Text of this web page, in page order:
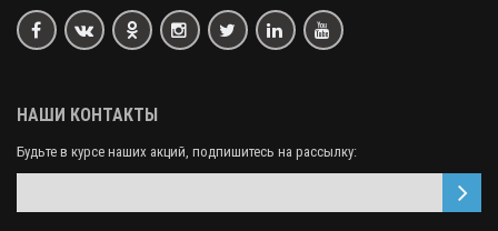
НАШИ КОНТАКТЫ
Будьте в курсе наших акций, подпишитесь на рассылку: